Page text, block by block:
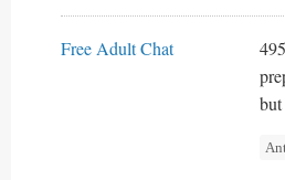
Free Adult Chat